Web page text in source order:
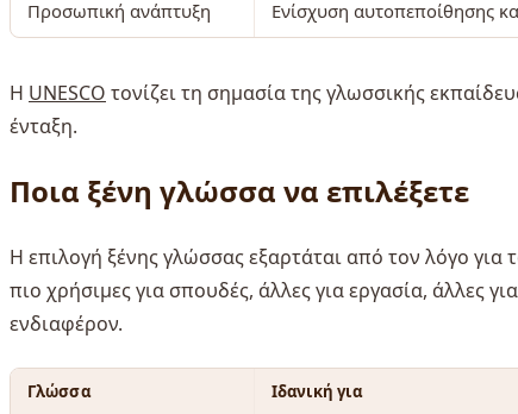
Προσωπική ανάπτυξη Ενίσχυση αυτοπεποίθησης
Η UNESCO τονίζει τη σημασία της γλωσσικής
ένταξη.
Ποια ξένη γλώσσα να επιλέξετε
Η επιλογή ξένης γλώσσας εξαρτάται από τον λόγο για
πιο χρήσιμες για σπουδές, άλλες για εργασία, άλλες
ενδιαφέρον.
Γλώσσα Ιδανική για